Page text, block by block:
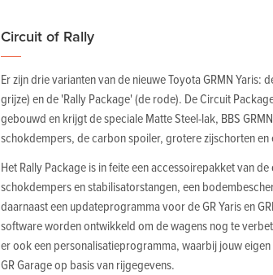
Circuit of Rally
Er zijn drie varianten van de nieuwe Toyota GRMN
grijze) en de 'Rally Package' (de rode). De Circuit
gebouwd en krijgt de speciale Matte Steel-lak, BBS
schokdempers, de carbon spoiler, grotere zijschorten
Het Rally Package is in feite een accessoirepakket van
schokdempers en stabilisatorstangen, een
daarnaast een updateprogramma voor de GR Yaris en
software worden ontwikkeld om de wagens nog te
er ook een personalisatieprogramma, waarbij jouw
GR Garage op basis van rijgegevens.